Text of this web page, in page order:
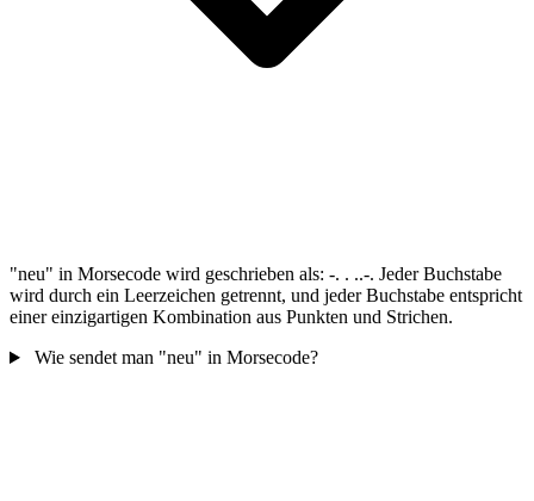
"neu" in Morsecode wird geschrieben als: -. . ..-. Jeder Buchstabe
wird durch ein Leerzeichen getrennt, und jeder Buchstabe entspricht
einer einzigartigen Kombination aus Punkten und Strichen.
Wie sendet man "neu" in Morsecode?